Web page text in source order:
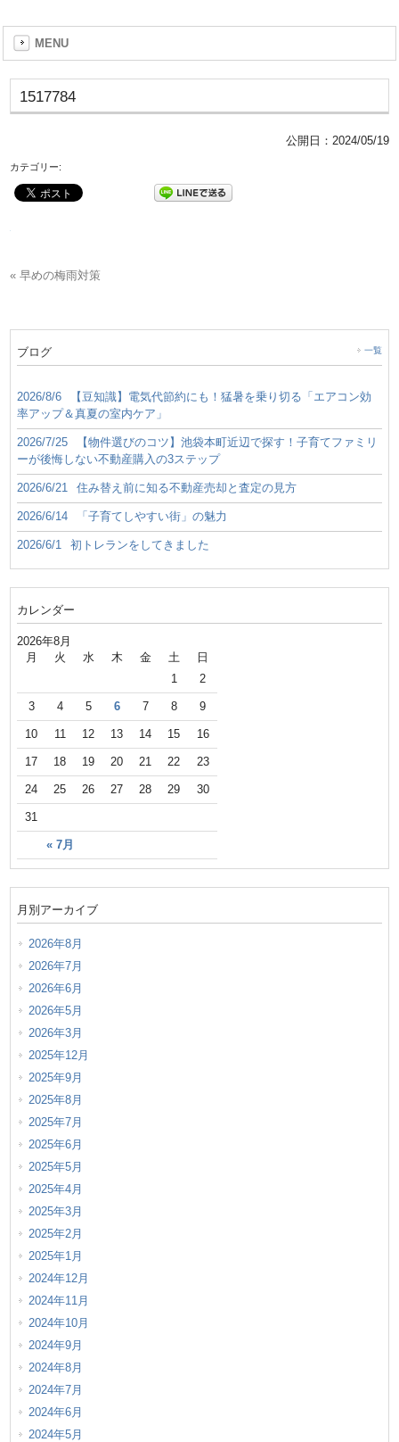
MENU
1517784
公開日： 2024/05/19
カテゴリー:
« 早めの梅雨対策
ブログ 一覧
2026/8/6
【豆知識】電気代節約にも！猛暑を乗り切る「エアコン効
率アップ＆真夏の室内ケア」
2026/7/25
【物件選びのコツ】池袋本町近辺で探す！子育てファミリ
ーが後悔しない不動産購入の3ステップ
2026/6/21 住み替え前に知る不動産売却と査定の見方
2026/6/14 「子育てしやすい街」の魅力
2026/6/1 初トレランをしてきました
カレンダー
2026年8月
月 火 水 木 金 土 日
« 7月
1 2
3 4 5 6 7 8 9
10 11 12 13 14 15 16
17 18 19 20 21 22 23
24 25 26 27 28 29 30
31
月別アーカイブ
2026年8月
2026年7月
2026年6月
2026年5月
2026年3月
2025年12月
2025年9月
2025年8月
2025年7月
2025年6月
2025年5月
2025年4月
2025年3月
2025年2月
2025年1月
2024年12月
2024年11月
2024年10月
2024年9月
2024年8月
2024年7月
2024年6月
2024年5月